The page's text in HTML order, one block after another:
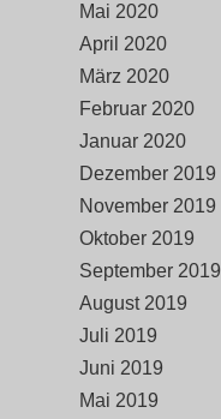
Mai 2020
April 2020
März 2020
Februar 2020
Januar 2020
Dezember 2019
November 2019
Oktober 2019
September 2019
August 2019
Juli 2019
Juni 2019
Mai 2019